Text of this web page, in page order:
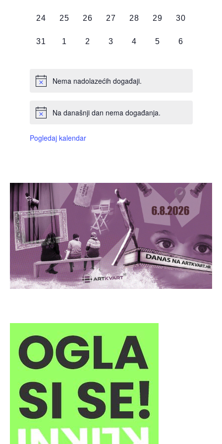
0
24
0
25
0
26
0
27
0
28
0
29
0
30
0
31
0
1
0
2
0
3
0
4
0
5
0
6
Nema nadolazećih događaji.
Na današnji dan nema događanja.
Pogledaj kalendar